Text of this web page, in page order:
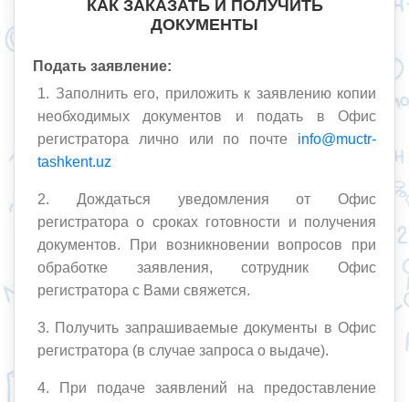
КАК ЗАКАЗАТЬ И ПОЛУЧИТЬ
ДОКУМЕНТЫ
Подать заявление:
1. Заполнить его, приложить к заявлению копии
необходимых документов и подать в Офис
регистратора лично или по почте info@muctr-
tashkent.uz
2. Дождаться уведомления от Офис
регистратора о сроках готовности и получения
документов. При возникновении вопросов при
обработке заявления, сотрудник Офис
регистратора с Вами свяжется.
3. Получить запрашиваемые документы в Офис
регистратора (в случае запроса о выдаче).
4. При подаче заявлений на предоставление